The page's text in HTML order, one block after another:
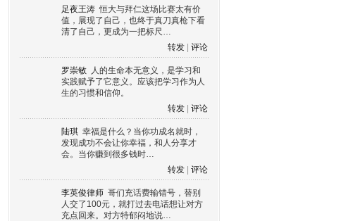
足夜王涛 恒大与拜仁这场比赛太有价
值，展现了自己，也终于真刀真枪下看
清了自己，更成为一把标尺…
转发
评论
罗崇敏 人的生命本无意义，是学习和
实践赋予了它意义。应该把学习作为人
生的习惯和信仰。
转发
评论
陆琪 幸福是什么？当你功成名就时，
发现成功不会让你幸福，和人分享才
会。当你赚到很多钱时…
转发
评论
李英俊律师 哥们充话费输错号，替别
人交了100元，就打过去电话想让对方
充点回来。对方特郁闷地说…